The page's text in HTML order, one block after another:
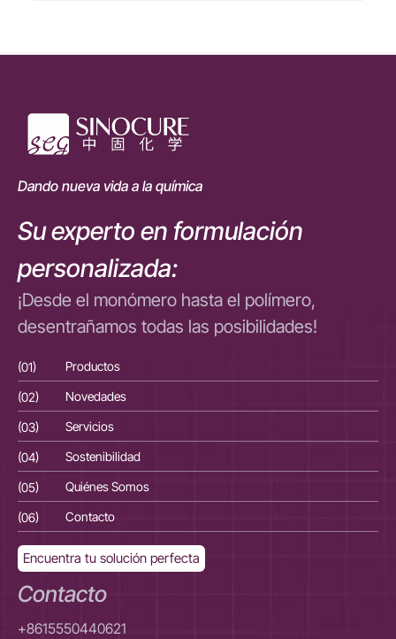
Dando nueva vida a la química
Su experto en formulación
personalizada:
¡Desde el monómero hasta el polímero,
desentrañamos todas las posibilidades!
(01) Productos
(02)
Novedades
(03)
Servicios
(04)
Sostenibilidad
(05)
Quiénes Somos
(06)
Contacto
Encuentra tu solución perfecta
Contacto
+8615550440621